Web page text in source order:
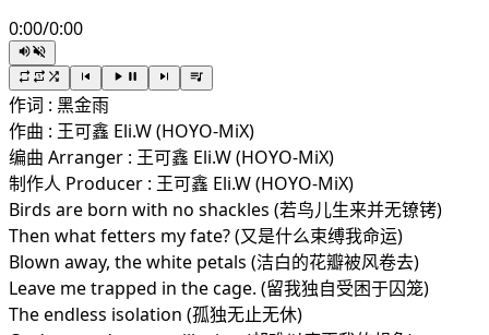
0:00/0:00
作词 : 黑金雨
作曲 : 王可鑫 Eli.W (HOYO-MiX)
编曲 Arranger : 王可鑫 Eli.W (HOYO-MiX)
制作人 Producer : 王可鑫 Eli.W (HOYO-MiX)
Birds are born with no shackles (若鸟儿生来并无镣铐)
Then what fetters my fate? (又是什么束缚我命运)
Blown away, the white petals (洁白的花瓣被风卷去)
Leave me trapped in the cage. (留我独自受困于囚笼)
The endless isolation (孤独无止无休)